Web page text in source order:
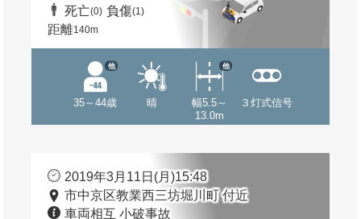
死亡(0) 負傷(1)
距離140m
35～44歳
他
晴
幅5.5～
13.0m
他
３灯式信号
2019年3月11日(月)15:48
市中京区教業西三坊堀川町 付近
車両相互 小破事故